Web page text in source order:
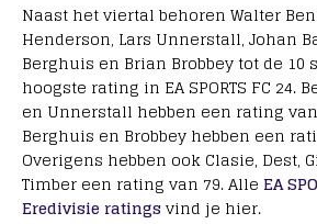
Naast het viertal behoren Walter
Henderson, Lars Unnerstall, Johan
Berghuis en Brian Brobbey tot de 10
hoogste rating in EA SPORTS FC 24.
en Unnerstall hebben een rating
Berghuis en Brobbey hebben een
Overigens hebben ook Clasie, Dest,
Timber een rating van 79. Alle EA
Eredivisie ratingsvind je hier.